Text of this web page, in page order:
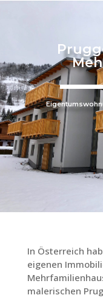
In Österreich
eigenen
malerischen